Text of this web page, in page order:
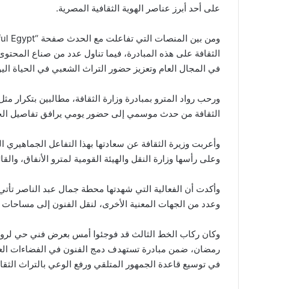
على أحد أبرز عناصر الهوية الثقافية المصرية.
الثقافة على هذه المبادرة، فيما تناول عدد من صناع
في المجال العام وتعزيز حضور التراث الشعبي في الحياة
ورحب رواد المترو بمبادرة وزارة الثقافة، مطالبين بتكرار
الثقافة من حدث موسمي إلى حضور يومي يرافق تفاصيل
وأعربت وزيرة الثقافة عن سعادتها بهذا التفاعل
وعلى رأسها وزارة النقل والهيئة القومية لمترو الأنفاق،
وأكدت أن الفعالية التي شهدتها محطة جمال عبد الناصر
وعدد من الجهات المعنية الأخرى، لنقل الفنون إلى مساحات
وكان ركاب الخط الثالث قد فوجئوا أمس بعرض فني حي لرواة
رمضان، ضمن مبادرة تستهدف دمج الفنون في الفضاءات
في توسيع قاعدة الجمهور المتلقي ورفع الوعي بالتراث